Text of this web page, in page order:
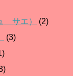
サエ）
(2)
(3)